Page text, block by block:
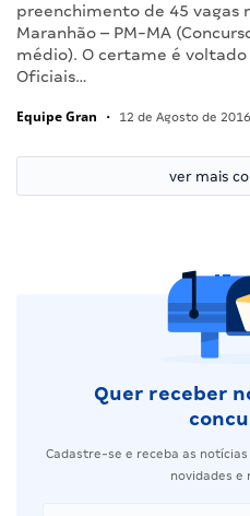
preenchimento de 45 vagas
Maranhão – PM-MA
médio). O certame é voltado
Oficiais…
Equipe Gran • 12 de Agosto de 2016
ver mais
Quer receber
Cadastre-se e receba as
novidades e